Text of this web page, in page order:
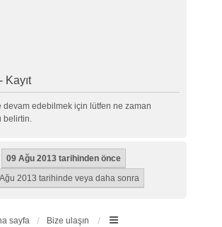
Kayıt
devam edebilmek için lütfen ne zaman
belirtin.
sayfa Bize ulaşın